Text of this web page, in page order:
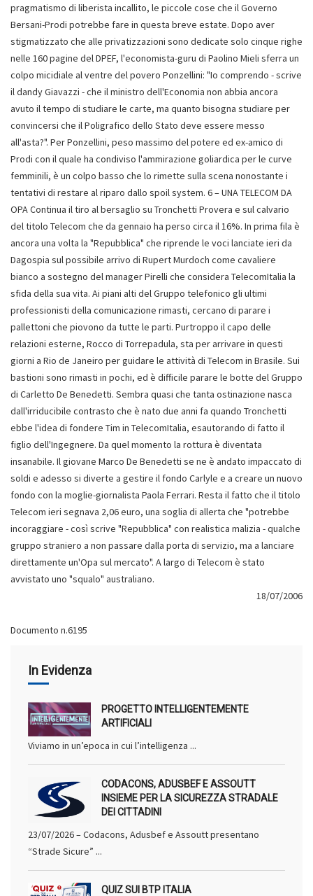
18/07/2006
Documento n.6195
In Evidenza
PROGETTO INTELLIGENTEMENTE
ARTIFICIALI
Viviamo in un’epoca in cui l’intelligenza ...
CODACONS, ADUSBEF E ASSOUTT
INSIEME PER LA SICUREZZA STRADALE
DEI CITTADINI
23/07/2026 – Codacons, Adusbef e Assoutt presentano
“Strade Sicure” ...
QUIZ SUI BTP ITALIA